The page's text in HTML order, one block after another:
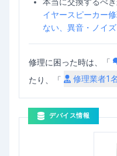
イヤースピーカー
ない、異音・ノイズ
修理に困った時は、「
たり、「
修理業者1名
デバイス情報